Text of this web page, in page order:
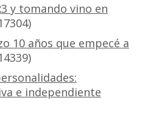
y tomando vino en
10 años que empecé a
e independiente